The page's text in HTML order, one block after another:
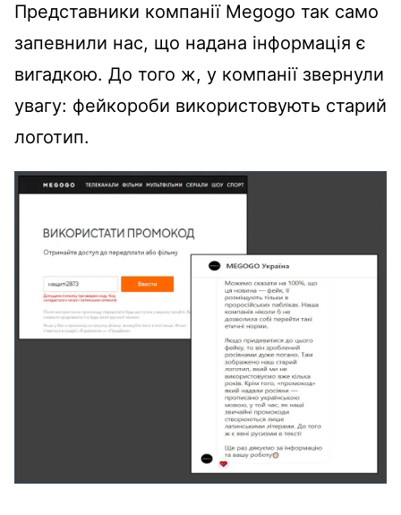
Представники компанії Megogo так само
запевнили нас, що надана інформація є
вигадкою. До того ж, у компанії звернули
увагу: фейкороби використовують старий
логотип.